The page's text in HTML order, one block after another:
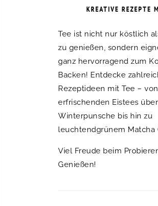
KREATIVE REZEPTE
Tee ist nicht nur köstlich
zu genießen, sondern
ganz hervorragend zum
Backen! Entdecke
Rezeptideen mit Tee – von
erfrischenden Eistees
Winterpunsche bis hin zu
leuchtendgrünem Matcha
Viel Freude beim
Genießen!